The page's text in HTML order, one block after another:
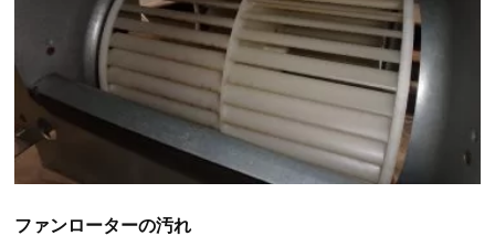
ファンローターの汚れ